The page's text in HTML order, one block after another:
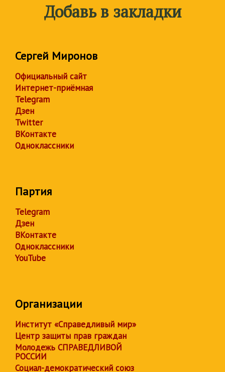
Добавь в закладки
Сергей Миронов
Официальный сайт
Интернет-приёмная
Telegram
Дзен
Twitter
ВКонтакте
Одноклассники
Партия
Telegram
Дзен
ВКонтакте
Одноклассники
YouTube
Организации
Институт «Справедливый мир»
Центр защиты прав граждан
Молодежь СПРАВЕДЛИВОЙ
РОССИИ
Социал-демократический союз